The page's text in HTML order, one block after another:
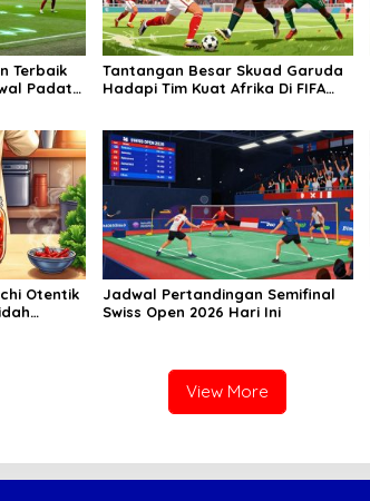
Terbaik
Padat
Tantangan Besar Skuad Garuda
Hadapi Tim Kuat Afrika Di FIFA
Otentik
Jadwal Pertandingan Semifinal
Swiss Open 2026 Hari Ini
View More